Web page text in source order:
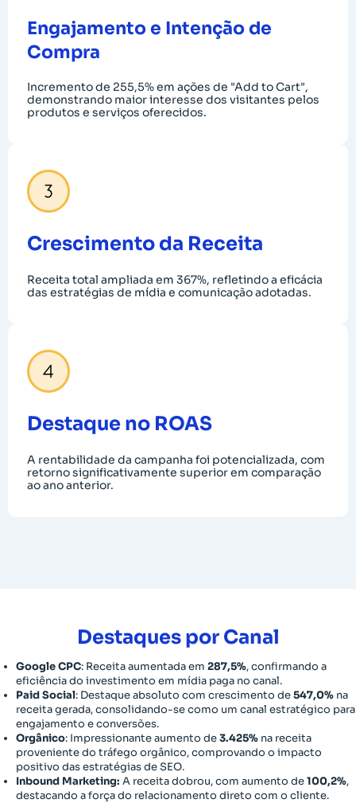
Engajamento e Intenção de
Compra
Incremento de 255,5% em ações de "Add to Cart",
demonstrando maior interesse dos visitantes pelos
produtos e serviços oferecidos.
Crescimento da Receita
Receita total ampliada em 367%, refletindo a eficácia
das estratégias de mídia e comunicação adotadas.
Destaque no ROAS
A rentabilidade da campanha foi potencializada, com
retorno significativamente superior em comparação
ao ano anterior.
Destaques por Canal
Google CPC: Receita aumentada em 287,5%, confirmando a
eficiência do investimento em mídia paga no canal.
Paid Social: Destaque absoluto com crescimento de547,0% na
receita gerada, consolidando-se como um canal estratégico para
engajamento e conversões.
Orgânico: Impressionante aumento de3.425% na receita
proveniente do tráfego orgânico, comprovando o impacto
positivo das estratégias de SEO.
Inbound Marketing: A receita dobrou, com aumento de100,2%,
destacando a força do relacionamento direto com o cliente.